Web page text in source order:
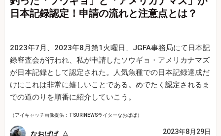
日本記録認定！申請の流れと注意点とは？
2023年7月、2023年8月第1火曜日、JGFA事務局にて日本記
録審査会が行われ、私が申請したソウギョ・アメリカナマズ
が日本記録として認定された。人気魚種での日本記録達成だ
けにこれは非常に嬉しいことである。めでたく認定されるま
での道のりを順番に紹介していこう。
（アイキャッチ画像提供：TSURINEWSライターなおぱぱ）
なおぱぱ 2023年8月29日